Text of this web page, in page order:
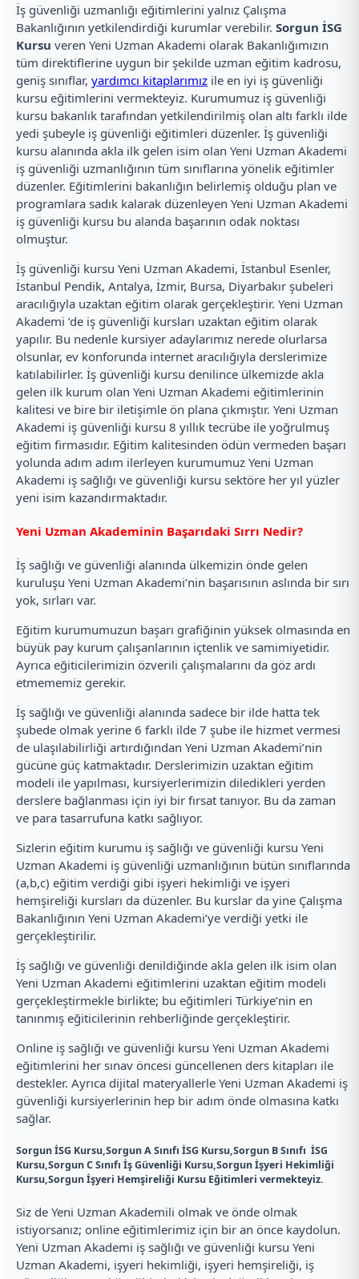
İş güvenliği uzmanlığı eğitimlerini yalnız Çalışma
Bakanlığının yetkilendirdiği kurumlar verebilir. Sorgun İSG
Kursu veren Yeni Uzman Akademi olarak Bakanlığımızın
tüm direktiflerine uygun bir şekilde uzman eğitim kadrosu,
geniş sınıflar, yardımcı kitaplarımız ile en iyi iş güvenliği
kursu eğitimlerini vermekteyiz. Kurumumuz iş güvenliği
kursu bakanlık tarafından yetkilendirilmiş olan altı farklı ilde
yedi şubeyle iş güvenliği eğitimleri düzenler. İş güvenliği
kursu alanında akla ilk gelen isim olan Yeni Uzman Akademi
iş güvenliği uzmanlığının tüm sınıflarına yönelik eğitimler
düzenler. Eğitimlerini bakanlığın belirlemiş olduğu plan ve
programlara sadık kalarak düzenleyen Yeni Uzman Akademi
iş güvenliği kursu bu alanda başarının odak noktası
olmuştur.
İş güvenliği kursu Yeni Uzman Akademi, İstanbul Esenler,
İstanbul Pendik, Antalya, İzmir, Bursa, Diyarbakır şubeleri
aracılığıyla uzaktan eğitim olarak gerçekleştirir. Yeni Uzman
Akademi ’de iş güvenliği kursları uzaktan eğitim olarak
yapılır. Bu nedenle kursiyer adaylarımız nerede olurlarsa
olsunlar, ev konforunda internet aracılığıyla derslerimize
katılabilirler. İş güvenliği kursu denilince ülkemizde akla
gelen ilk kurum olan Yeni Uzman Akademi eğitimlerinin
kalitesi ve bire bir iletişimle ön plana çıkmıştır. Yeni Uzman
Akademi iş güvenliği kursu 8 yıllık tecrübe ile yoğrulmuş
eğitim firmasıdır. Eğitim kalitesinden ödün vermeden başarı
yolunda adım adım ilerleyen kurumumuz Yeni Uzman
Akademi iş sağlığı ve güvenliği kursu sektöre her yıl yüzler
yeni isim kazandırmaktadır.
Yeni Uzman Akademinin Başarıdaki Sırrı Nedir?
İş sağlığı ve güvenliği alanında ülkemizin önde gelen
kuruluşu Yeni Uzman Akademi’nin başarısının aslında bir sırı
yok, sırları var.
Eğitim kurumumuzun başarı grafiğinin yüksek olmasında en
büyük pay kurum çalışanlarının içtenlik ve samimiyetidir.
Ayrıca eğiticilerimizin özverili çalışmalarını da göz ardı
etmememiz gerekir.
İş sağlığı ve güvenliği alanında sadece bir ilde hatta tek
şubede olmak yerine 6 farklı ilde 7 şube ile hizmet vermesi
de ulaşılabilirliği artırdığından Yeni Uzman Akademi’nin
gücüne güç katmaktadır. Derslerimizin uzaktan eğitim
modeli ile yapılması, kursiyerlerimizin diledikleri yerden
derslere bağlanması için iyi bir fırsat tanıyor. Bu da zaman
ve para tasarrufuna katkı sağlıyor.
Sizlerin eğitim kurumu iş sağlığı ve güvenliği kursu Yeni
Uzman Akademi iş güvenliği uzmanlığının bütün sınıflarında
(a,b,c) eğitim verdiği gibi işyeri hekimliği ve işyeri
hemşireliği kursları da düzenler. Bu kurslar da yine Çalışma
Bakanlığının Yeni Uzman Akademi’ye verdiği yetki ile
gerçekleştirilir.
İş sağlığı ve güvenliği denildiğinde akla gelen ilk isim olan
Yeni Uzman Akademi eğitimlerini uzaktan eğitim modeli
gerçekleştirmekle birlikte; bu eğitimleri Türkiye’nin en
tanınmış eğiticilerinin rehberliğinde gerçekleştirir.
Online iş sağlığı ve güvenliği kursu Yeni Uzman Akademi
eğitimlerini her sınav öncesi güncellenen ders kitapları ile
destekler. Ayrıca dijital materyallerle Yeni Uzman Akademi iş
güvenliği kursiyerlerinin hep bir adım önde olmasına katkı
sağlar.
Sorgun İSG Kursu,Sorgun A Sınıfı İSG Kursu,Sorgun B Sınıfı İSG
Kursu,Sorgun C Sınıfı İş Güvenliği Kursu,Sorgun İşyeri Hekimliği
Kursu,Sorgun İşyeri Hemşireliği Kursu Eğitimleri vermekteyiz.
Siz de Yeni Uzman Akademili olmak ve önde olmak
istiyorsanız; online eğitimlerimiz için bir an önce kaydolun.
Yeni Uzman Akademi iş sağlığı ve güvenliği kursu Yeni
Uzman Akademi, işyeri hekimliği, işyeri hemşireliği, iş